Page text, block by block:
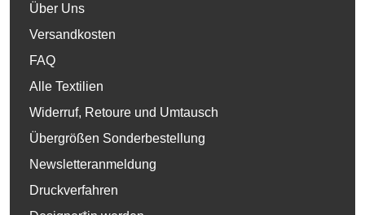
Über Uns
Versandkosten
FAQ
Alle Textilien
Widerruf, Retoure und Umtausch
Übergrößen Sonderbestellung
Newsletteranmeldung
Druckverfahren